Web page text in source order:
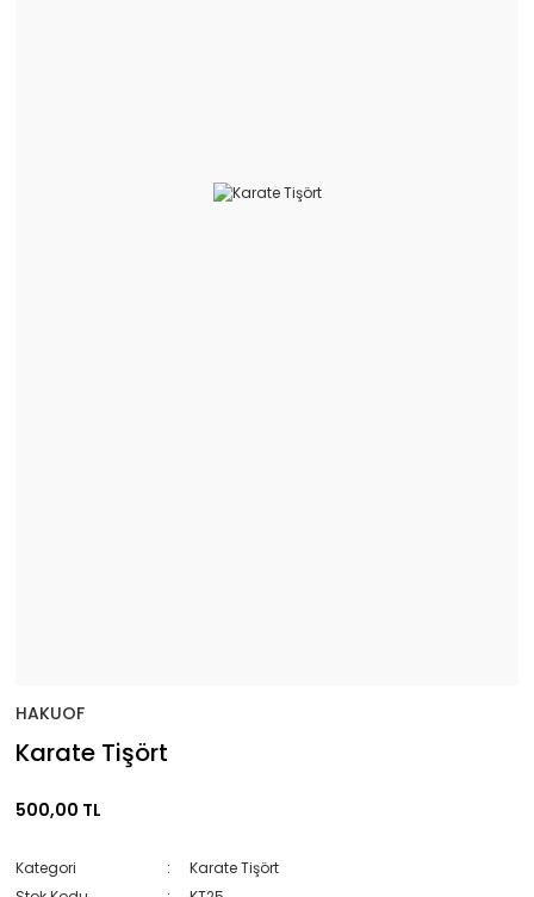
HAKUOF
Karate Tişört
500,00 TL
Kategori
Karate Tişört